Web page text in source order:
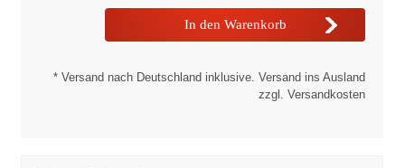
* Versand nach Deutschland inklusive. Versand ins Ausland
zzgl. Versandkosten